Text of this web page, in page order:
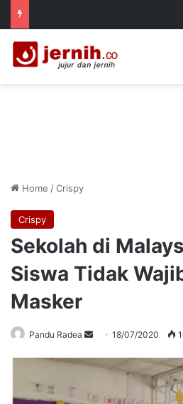
Home /Crispy
Crispy
Sekolah di
Siswa Tidak
Masker
Pandu Radea
Send
email
18/07/2020